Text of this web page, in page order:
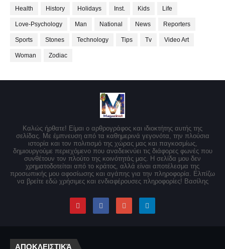
Health History Holidays Inst. Kids Life
Love-Psychology Man National News Reporters
Sports Stones Technology Tips Tv Video Art
Woman Zodiac
Καλώς ήρθατε! Είμαι ο αρθρογράφος και ιδιοκτήτης αυτής της
σελίδας. Με έμπνευση από τα καθημερινά γεγονότα, την πλούσια
ιστορία και τον πολιτισμό της χώρας μας και παγκοσμίως,
δημιουργούμε περιεχόμενο που αναδεικνύει τις διάφορες φωνές που
συνθέτουν τον πλούτο της κοινότητάς μας. Η σελίδα μου δεν
χρηματοδοτείται από το κράτος, αλλά είναι αποτέλεσμα της
προσωπικής μου αφοσίωσης και αγάπης για την πληροφορία. Ελπίζω
να βρείτε εδώ χρήσιμες και ενδιαφέρουσες πληροφορίες! Βασίλης
ΑΠΟΚΛΕΙΣΤΙΚΆ